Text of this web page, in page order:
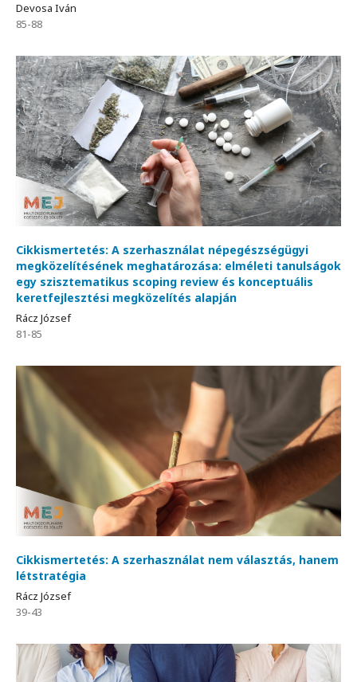
Devosa Iván
85-88
Cikkismertetés: A szerhasználat népegészségügyi
megközelítésének meghatározása: elméleti tanulságok
egy szisztematikus scoping review és konceptuális
keretfejlesztési megközelítés alapján
Rácz József
81-85
Cikkismertetés: A szerhasználat nem választás, hanem
létstratégia
Rácz József
39-43